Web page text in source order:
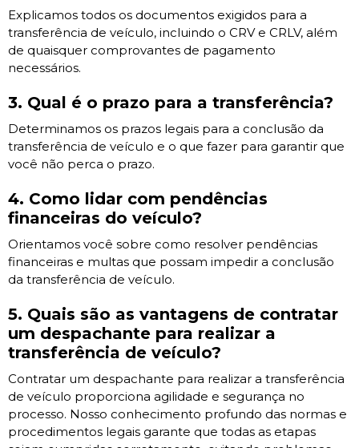
Explicamos todos os documentos exigidos para a
transferência de veículo, incluindo o CRV e CRLV, além
de quaisquer comprovantes de pagamento
necessários.
3. Qual é o prazo para a transferência?
Determinamos os prazos legais para a conclusão da
transferência de veículo e o que fazer para garantir que
você não perca o prazo.
4. Como lidar com pendências
financeiras do veículo?
Orientamos você sobre como resolver pendências
financeiras e multas que possam impedir a conclusão
da transferência de veículo.
5. Quais são as vantagens de contratar
um despachante para realizar a
transferência de veículo?
Contratar um despachante para realizar a transferência
de veículo proporciona agilidade e segurança no
processo. Nosso conhecimento profundo das normas e
procedimentos legais garante que todas as etapas